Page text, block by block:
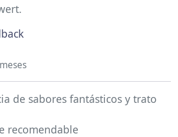
de sabores fantásticos y trato
recomendable